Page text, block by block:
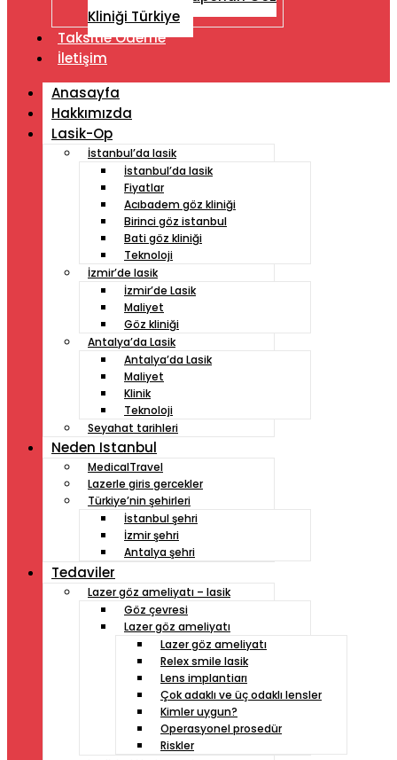
Kliniği Türkiye
Taksitle Ödeme
İletişim
Anasayfa
Hakkımızda
Lasik-Op
İstanbul’da lasik
İstanbul’da lasik
Fiyatlar
Acıbadem göz kliniği
Birinci göz istanbul
Bati göz kliniği
Teknoloji
İzmir’de lasik
İzmir’de Lasik
Maliyet
Göz kliniği
Antalya’da Lasik
Antalya’da Lasik
Maliyet
Klinik
Teknoloji
Seyahat tarihleri
Neden Istanbul
MedicalTravel
Lazerle giris gercekler
Türkiye’nin şehirleri
İstanbul şehri
İzmir şehri
Antalya şehri
Tedaviler
Lazer göz ameliyatı – lasik
Göz çevresi
Lazer göz ameliyatı
Lazer göz ameliyatı
Relex smile lasik
Lens implantiarı
Çok adaklı ve üç odaklı lensler
Kimler uygun?
Operasyonel prosedür
Riskler